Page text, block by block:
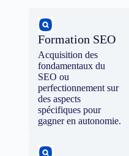
Formation SEO
Acquisition des
fondamentaux du
SEO ou
perfectionnement sur
des aspects
spécifiques pour
gagner en autonomie.